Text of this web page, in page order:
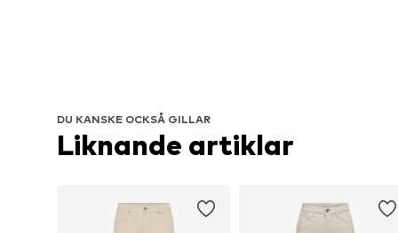
DU KANSKE OCKSÅ GILLAR
Liknande artiklar